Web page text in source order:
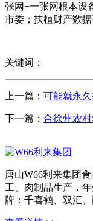
张网+一张网根本设
市委；扶植财产数据
关键词：
上一篇： 可能就永
下一篇： 合徐州农
唐山W66利来集团
工、肉制品生产，
牌：千喜鹤、双汇